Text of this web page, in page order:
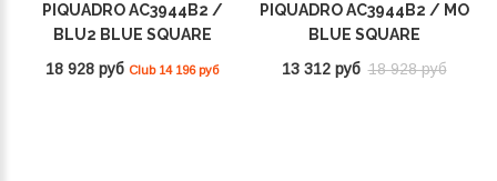
PIQUADRO AC3944B2 /
BLU2 BLUE SQUARE
18 928 руб Club 14 196 руб
PIQUADRO AC3944B2 / MO
BLUE SQUARE
13 312 руб 18 928 руб